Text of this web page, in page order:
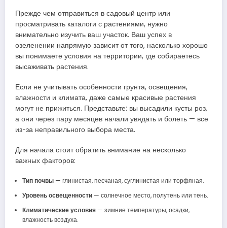
Прежде чем отправиться в садовый центр или
просматривать каталоги с растениями, нужно
внимательно изучить ваш участок. Ваш успех в
озеленении напрямую зависит от того, насколько хорошо
вы понимаете условия на территории, где собираетесь
высаживать растения.
Если не учитывать особенности грунта, освещения,
влажности и климата, даже самые красивые растения
могут не прижиться. Представьте: вы высадили кусты роз,
а они через пару месяцев начали увядать и болеть — все
из-за неправильного выбора места.
Для начала стоит обратить внимание на несколько
важных факторов:
Тип почвы— глинистая, песчаная, суглинистая или торфяная.
Уровень освещенности— солнечное место, полутень или тень.
Климатические условия— зимние температуры, осадки,
влажность воздуха.